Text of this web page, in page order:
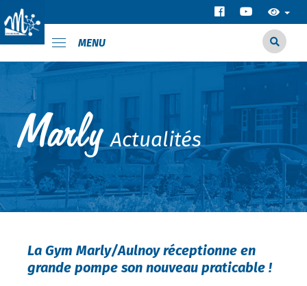
MENU
Actualités
La Gym Marly/Aulnoy réceptionne en
grande pompe son nouveau praticable !